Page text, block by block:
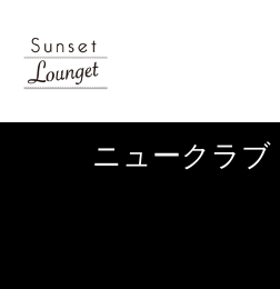
ニュークラ